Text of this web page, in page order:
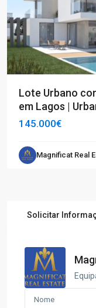
Lote Urbano
em Lagos |
145.000€
Magnificat Real
Solicitar